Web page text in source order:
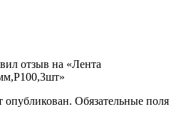
отзыв на «Лента
опубликован. Обязательные поля